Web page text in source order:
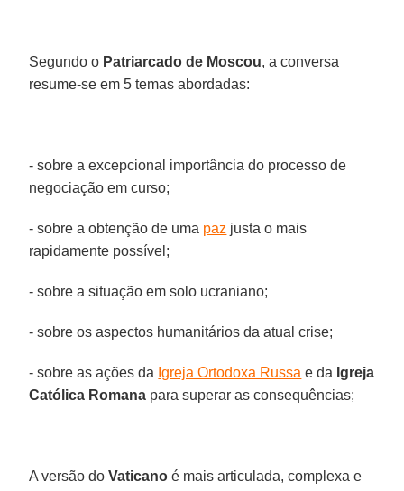
Segundo o Patriarcado de Moscou, a conversa
resume-se em 5 temas abordadas:
- sobre a excepcional importância do processo de
negociação em curso;
- sobre a obtenção de uma paz justa o mais
rapidamente possível;
- sobre a situação em solo ucraniano;
- sobre os aspectos humanitários da atual crise;
- sobre as ações da Igreja Ortodoxa Russa e da Igreja
Católica Romana para superar as consequências;
A versão doVaticano é mais articulada, complexa e